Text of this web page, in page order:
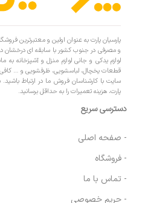
پارسیان پارت به عنوان اولین و معتبرترین
و مصرفی در جنوب کشور با سابقه ای درخشان
لوازم یدکی و جانی لوازم منزل و آشپزخانه به
قطعات یخچال، لباسشویی، ظرفشویی و … کافی
سایت با کارشناسان فروش ما در ارتباط باشید.
پارت، هزینه تعمیرات را به حداقل برسانید.
دسترسی سریع
- صفحه اصلی
- فروشگاه
- تماس با ما
- حریم خصوصی